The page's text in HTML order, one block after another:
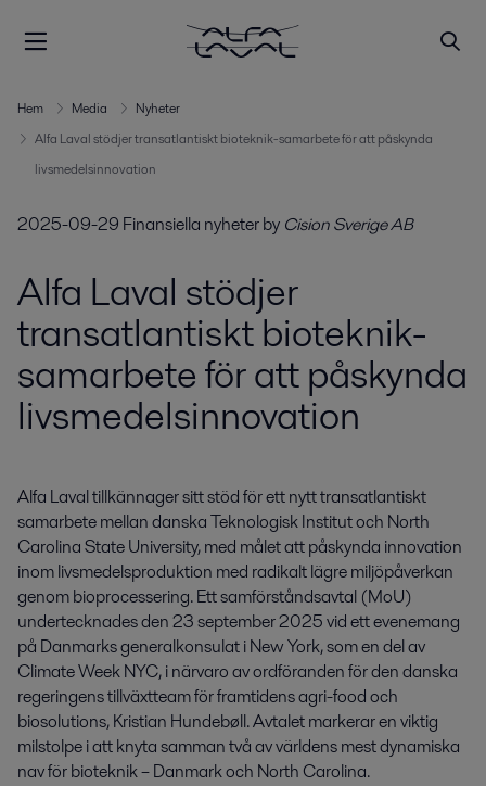
Hem Media
Nyheter
Alfa Laval stödjer transatlantiskt bioteknik-samarbete för att påskynda
livsmedelsinnovation
2025-09-29 Finansiella nyheterby Cision Sverige AB
Alfa Laval stödjer
transatlantiskt bioteknik-
samarbete för att påskynda
livsmedelsinnovation
Alfa Laval tillkännager sitt stöd för ett nytt transatlantiskt
samarbete mellan danska Teknologisk Institut och North
Carolina State University, med målet att påskynda innovation
inom livsmedelsproduktion med radikalt lägre miljöpåverkan
genom bioprocessering. Ett samförståndsavtal (MoU)
undertecknades den 23 september 2025 vid ett evenemang
på Danmarks generalkonsulat i New York, som en del av
Climate Week NYC, i närvaro av ordföranden för den danska
regeringens tillväxtteam för framtidens agri-food och
biosolutions, Kristian Hundebøll. Avtalet markerar en viktig
milstolpe i att knyta samman två av världens mest dynamiska
nav för bioteknik – Danmark och North Carolina.